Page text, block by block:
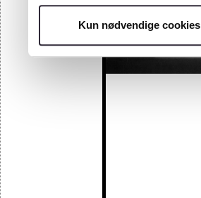
Kun nødvendige cookies